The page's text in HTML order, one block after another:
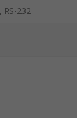
RS-232